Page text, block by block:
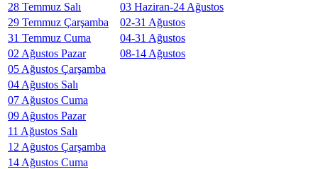
28 Temmuz Salı
03 Haziran-24 Ağustos
29 Temmuz Çarşamba
02-31 Ağustos
31 Temmuz Cuma
04-31 Ağustos
02 Ağustos Pazar
08-14 Ağustos
05 Ağustos Çarşamba
04 Ağustos Salı
07 Ağustos Cuma
09 Ağustos Pazar
11 Ağustos Salı
12 Ağustos Çarşamba
14 Ağustos Cuma